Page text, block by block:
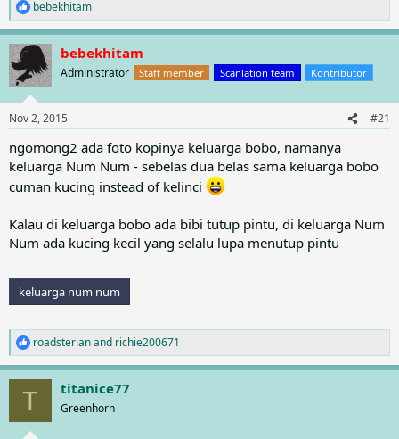
R
e
a
c
t
i
n
s
bebekhitam
bebekhitam
Administrator Staff member Scanlation team Kontributor
Nov 2, 2015 #21
ngomong2 ada foto kopinya keluarga bobo, namanya
keluarga Num Num - sebelas dua belas sama keluarga bobo
cuman kucing instead of kelinci
Kalau di keluarga bobo ada bibi tutup pintu, di keluarga Num
Num ada kucing kecil yang selalu lupa menutup pintu
keluarga num num
R
e
a
i
roadsterianand richie200671
T titanice77
Greenhorn